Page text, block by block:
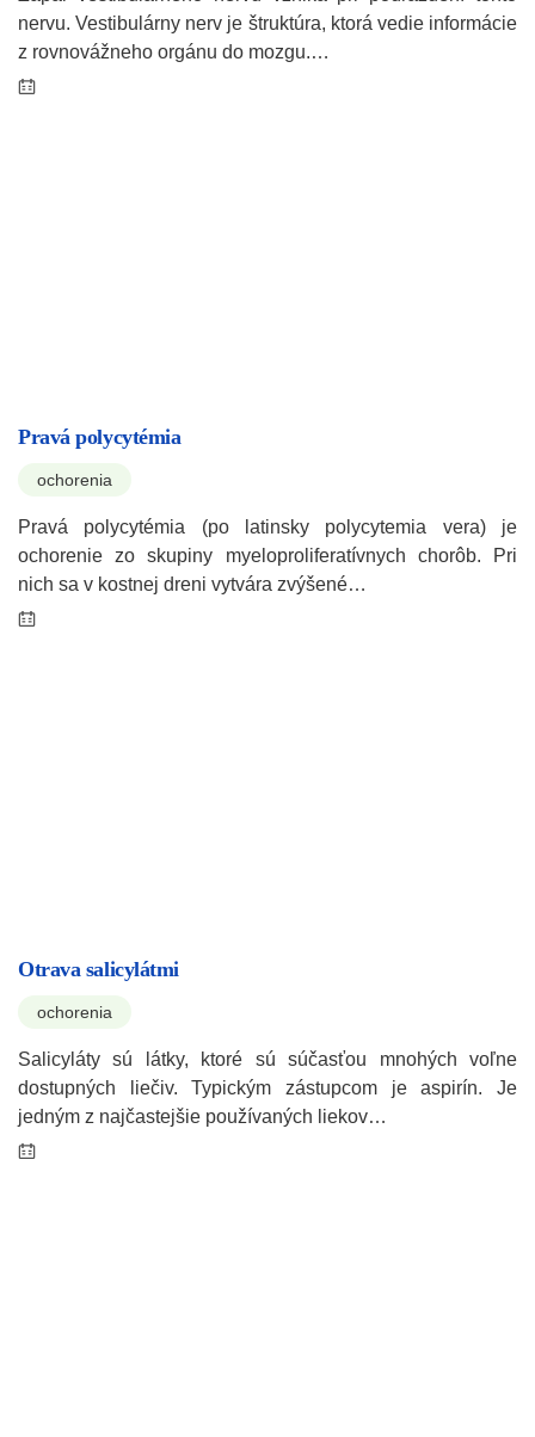
nervu. Vestibulárny nerv je štruktúra, ktorá vedie informácie
z rovnovážneho orgánu do mozgu.…
Pravá polycytémia
ochorenia
Pravá polycytémia (po latinsky polycytemia vera) je
ochorenie zo skupiny myeloproliferatívnych chorôb. Pri
nich sa v kostnej dreni vytvára zvýšené…
Otrava salicylátmi
ochorenia
Salicyláty sú látky, ktoré sú súčasťou mnohých voľne
dostupných liečiv. Typickým zástupcom je aspirín. Je
jedným z najčastejšie používaných liekov…